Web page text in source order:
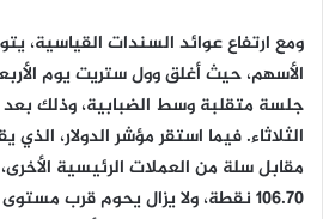
ومع ارتفاع عوائد السندات القياسية،
الأسهم، حيث أغلق وول ستريت يوم
جلسة متقلبة وسط الضبابية، وذلك
الثلاثاء. فيما استقر مؤشر الدولار، الذي
مقابل سلة من العملات الرئيسية